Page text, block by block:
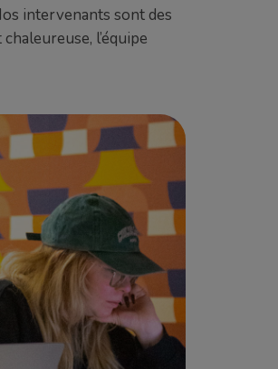
intervenants sont des
l’équipe